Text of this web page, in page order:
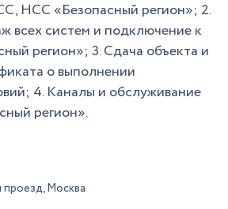
НСС «Безопасный регион»; 2.
систем и подключение к
регион»; 3. Сдача объекта и
о выполнении
4. Каналы и обслуживание
регион».
проезд, Москва